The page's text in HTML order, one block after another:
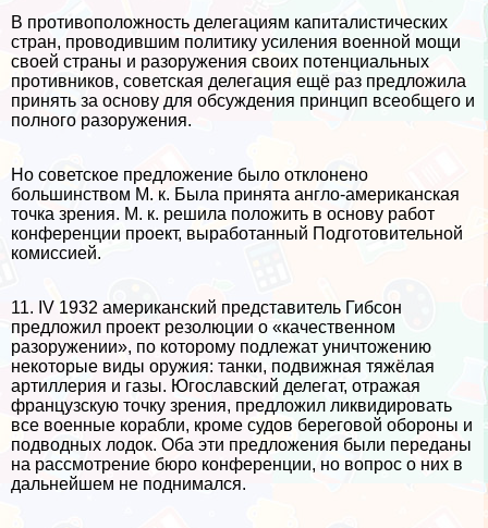
В противоположность делегациям капиталистических
стран, проводившим политику усиления военной мощи
своей страны и разоружения своих потенциальных
противников, советская делегация ещё раз предложила
принять за основу для обсуждения принцип всеобщего и
полного разоружения.
Но советское предложение было отклонено
большинством М. к. Была принята англо-американская
точка зрения. М. к. решила положить в основу работ
конференции проект, выработанный Подготовительной
комиссией.
11. IV 1932 американский представитель Гибсон
предложил проект резолюции о «качественном
разоружении», по которому подлежат уничтожению
некоторые виды оружия: танки, подвижная тяжёлая
артиллерия и газы. Югославский делегат, отражая
французскую точку зрения, предложил ликвидировать
все военные корабли, кроме судов береговой обороны и
подводных лодок. Оба эти предложения были переданы
на рассмотрение бюро конференции, но вопрос о них в
дальнейшем не поднимался.